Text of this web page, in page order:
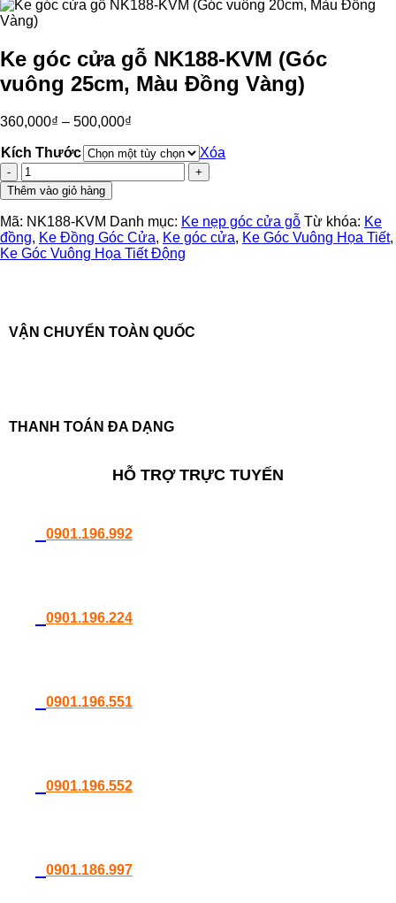
Ke góc cửa gỗ NK188-KVM (Góc
vuông 25cm, Màu Đồng Vàng)
360,000₫ – 500,000₫
Kích Thước
Xóa
Ke
góc
cửa
gỗ
NK188-
KVM
(Góc
Đồng
Vàng)
Thêm vào giỏ hàng
Mã: NK188-KVM Danh mục: Ke nẹp góc cửa gỗ Từ khóa: Ke
đồng, Ke Đồng Góc Cửa, Ke góc cửa, Ke Góc Vuông Họa Tiết,
Ke Góc Vuông Họa Tiết Động
VẬN CHUYỂN TOÀN QUỐC
THANH TOÁN ĐA DẠNG
HỖ TRỢ TRỰC TUYẾN
0901.196.992
0901.196.224
0901.196.551
0901.196.552
0901.186.997